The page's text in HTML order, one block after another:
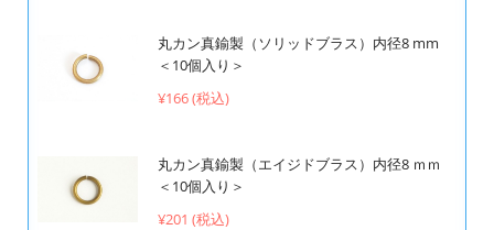
丸カン真鍮製（ソリッドブラス）内径8 mm
＜10個入り＞
¥166 (税込)
丸カン真鍮製（エイジドブラス）内径8 ｍｍ
＜10個入り＞
¥201 (税込)